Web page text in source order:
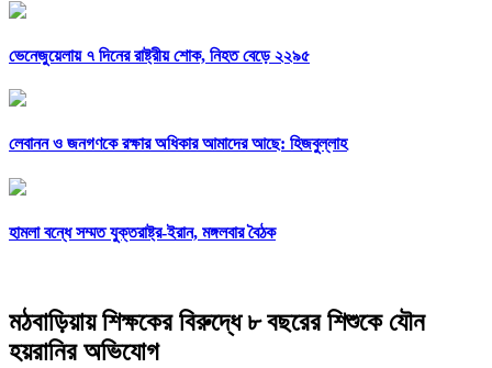
ভেনেজুয়েলায় ৭ দিনের রাষ্ট্রীয় শোক, নিহত বেড়ে ২২৯৫
লেবানন ও জনগণকে রক্ষার অধিকার আমাদের আছে: হিজবুল্লাহ
হামলা বন্ধে সম্মত যুক্তরাষ্ট্র-ইরান, মঙ্গলবার বৈঠক
মঠবাড়িয়ায় শিক্ষকের বিরুদ্ধে ৮ বছরের শিশুকে যৌন
হয়রানির অভিযোগ